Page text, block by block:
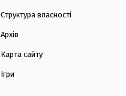
Структура власності
Архів
Карта сайту
Ігри